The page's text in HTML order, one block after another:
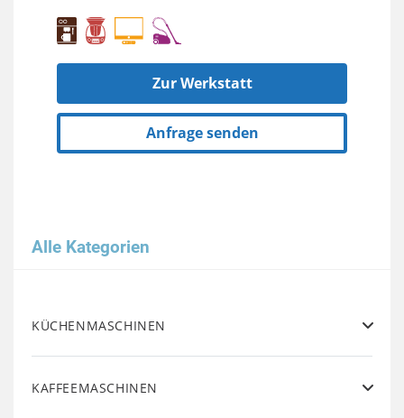
Zur Werkstatt
Anfrage senden
Alle Kategorien
KÜCHENMASCHINEN
KAFFEEMASCHINEN